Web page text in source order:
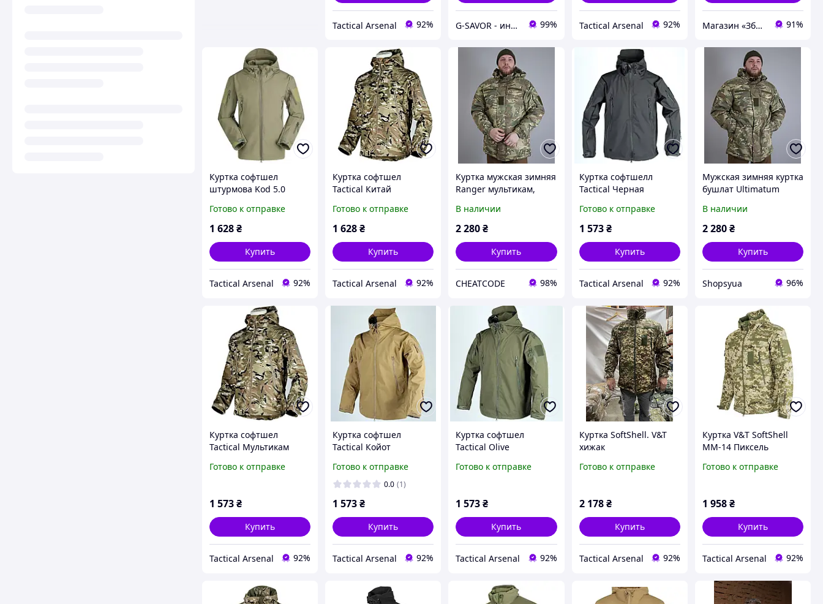
Tactical Arsenal 92% G-SAVOR - интернет-магазин сумок, обуви и аксессуаров 99% Tactical Arsenal 92% Магазин «Зброя» 91%
Куртка софтшел
штурмова Kod 5.0
Готово к отправке
1 628₴
Купить
Tactical Arsenal 92%
Куртка софтшел
Tactical Китай
Готово к отправке
1 628₴
Купить
Tactical Arsenal 92%
Куртка мужская зимняя
Ranger мультикам,
мультикам ВСУ, теплая
зимняя курточка
В наличии
2 280₴
Купить
CHEATCODE 98%
Куртка софтшелл
Tactical Черная
Готово к отправке
1 573 ₴
Купить
Tactical Arsenal 92%
Мужская зимняя куртка
бушлат Ultimatum
В наличии
2 280₴
Купить
Shopsyua 96%
Куртка софтшел
Tactical Мультикам
Готово к отправке
1 573₴
Купить
Tactical Arsenal 92%
Куртка софтшел
Tactical Койот
Готово к отправке
0.0 (1)
1 573₴
Купить
Tactical Arsenal 92%
Куртка софтшел
Tactical Olive
Готово к отправке
1 573₴
Купить
Tactical Arsenal 92%
Куртка SoftShell. V&T
хижак
Готово к отправке
2 178 ₴
Купить
Tactical Arsenal 92%
Куртка V&Т SoftShell
MM-14 Пиксель
Готово к отправке
1 958₴
Купить
Tactical Arsenal 92%